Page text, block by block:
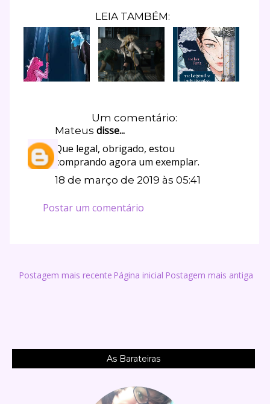
LEIA TAMBÉM:
Um comentário:
Mateus disse...
Que legal, obrigado, estou
comprando agora um exemplar.
18 de março de 2019 às 05:41
Postar um comentário
Postagem mais recente Postagem mais antiga
Página inicial
As Barateiras